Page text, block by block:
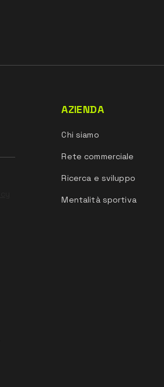
AZIENDA
Chi siamo
Rete commerciale
Ricerca e sviluppo
Mentalità sportiva